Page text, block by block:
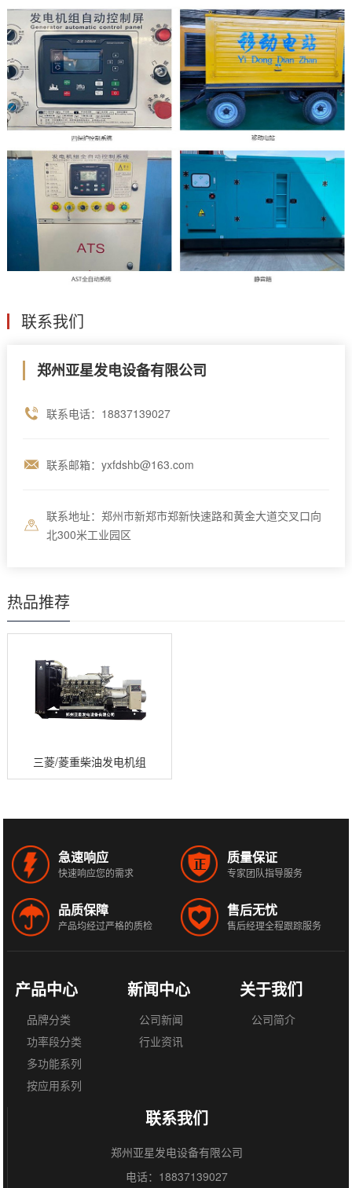
联系我们
郑州亚星发电设备有限公司
联系电话：18837139027
联系邮箱：yxfdshb@163.com
联系地址：郑州市新郑市郑新快速路和黄金大道交叉口向
北300米工业园区
热品推荐
三菱/菱重柴油发电机组
急速响应
快速响应您的需求
质量保证
专家团队指导服务
品质保障
产品均经过严格的质检
售后无忧
售后经理全程跟踪服务
产品中心
品牌分类
功率段分类
多功能系列
按应用系列
新闻中心
公司新闻
行业资讯
关于我们
公司简介
联系我们
郑州亚星发电设备有限公司
电话：18837139027